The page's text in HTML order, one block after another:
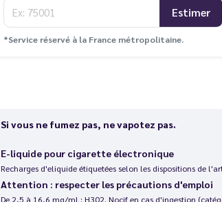
Estimer
*Service réservé à la France métropolitaine.
Si vous ne fumez pas, ne vapotez pas.
E-liquide pour cigarette électronique
Recharges d'eliquide étiquetées selon les dispositions de
Attention : respecter les précautions d'emploi
De 2,5 à 16,6 mg/ml : H302. Nocif en cas d'ingestion